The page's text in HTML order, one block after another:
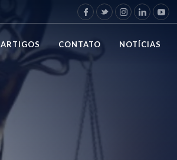
ARTIGOS CONTATO NOTÍCIAS